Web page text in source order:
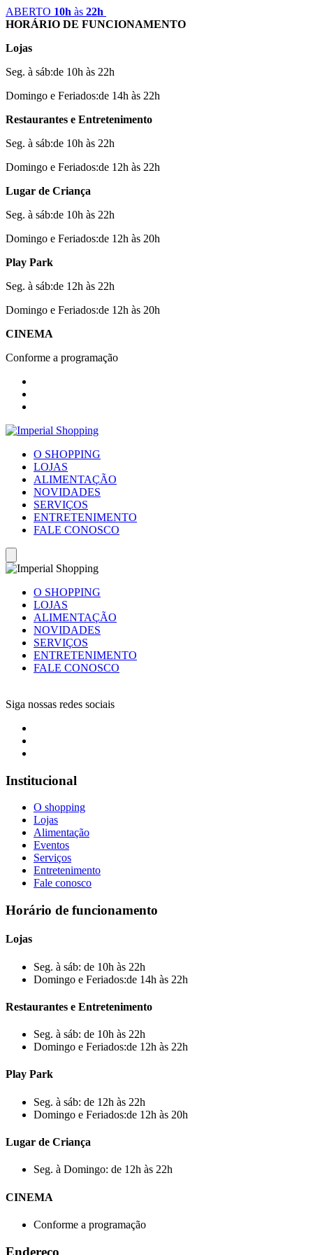
ABERTO 10h às 22h
HORÁRIO DE FUNCIONAMENTO
Lojas
Seg. à sáb:de 10h às 22h
Domingo e Feriados:de 14h às 22h
Restaurantes e Entretenimento
Seg. à sáb:de 10h às 22h
Domingo e Feriados:de 12h às 22h
Lugar de Criança
Seg. à sáb:de 10h às 22h
Domingo e Feriados:de 12h às 20h
Play Park
Seg. à sáb:de 12h às 22h
Domingo e Feriados:de 12h às 20h
CINEMA
Conforme a programação
O SHOPPING
LOJAS
ALIMENTAÇÃO
NOVIDADES
SERVIÇOS
ENTRETENIMENTO
FALE CONOSCO
O SHOPPING
LOJAS
ALIMENTAÇÃO
NOVIDADES
SERVIÇOS
ENTRETENIMENTO
FALE CONOSCO
Siga nossas redes sociais
Institucional
O shopping
Lojas
Alimentação
Eventos
Serviços
Entretenimento
Fale conosco
Horário de funcionamento
Lojas
Seg. à sáb: de 10h às 22h
Domingo e Feriados:de 14h às 22h
Restaurantes e Entretenimento
Seg. à sáb: de 10h às 22h
Domingo e Feriados:de 12h às 22h
Play Park
Seg. à sáb: de 12h às 22h
Domingo e Feriados:de 12h às 20h
Lugar de Criança
Seg. à Domingo: de 12h às 22h
CINEMA
Conforme a programação
Endereço